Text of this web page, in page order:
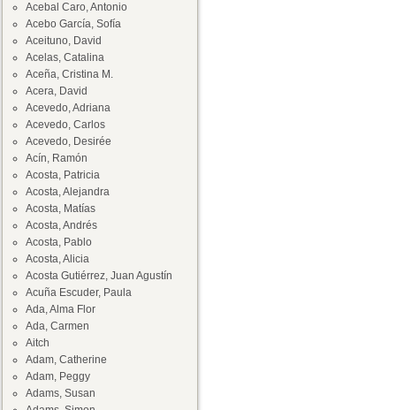
Acebal Caro, Antonio
Acebo García, Sofía
Aceituno, David
Acelas, Catalina
Aceña, Cristina M.
Acera, David
Acevedo, Adriana
Acevedo, Carlos
Acevedo, Desirée
Acín, Ramón
Acosta, Patricia
Acosta, Alejandra
Acosta, Matías
Acosta, Andrés
Acosta, Pablo
Acosta, Alicia
Acosta Gutiérrez, Juan Agustín
Acuña Escuder, Paula
Ada, Alma Flor
Ada, Carmen
Aitch
Adam, Catherine
Adam, Peggy
Adams, Susan